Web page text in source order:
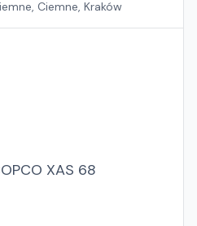
Ciemne, Kraków
XAS 68